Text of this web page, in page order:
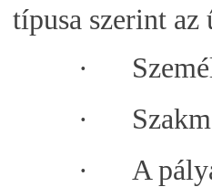
típusa szerint
·
·
·
A